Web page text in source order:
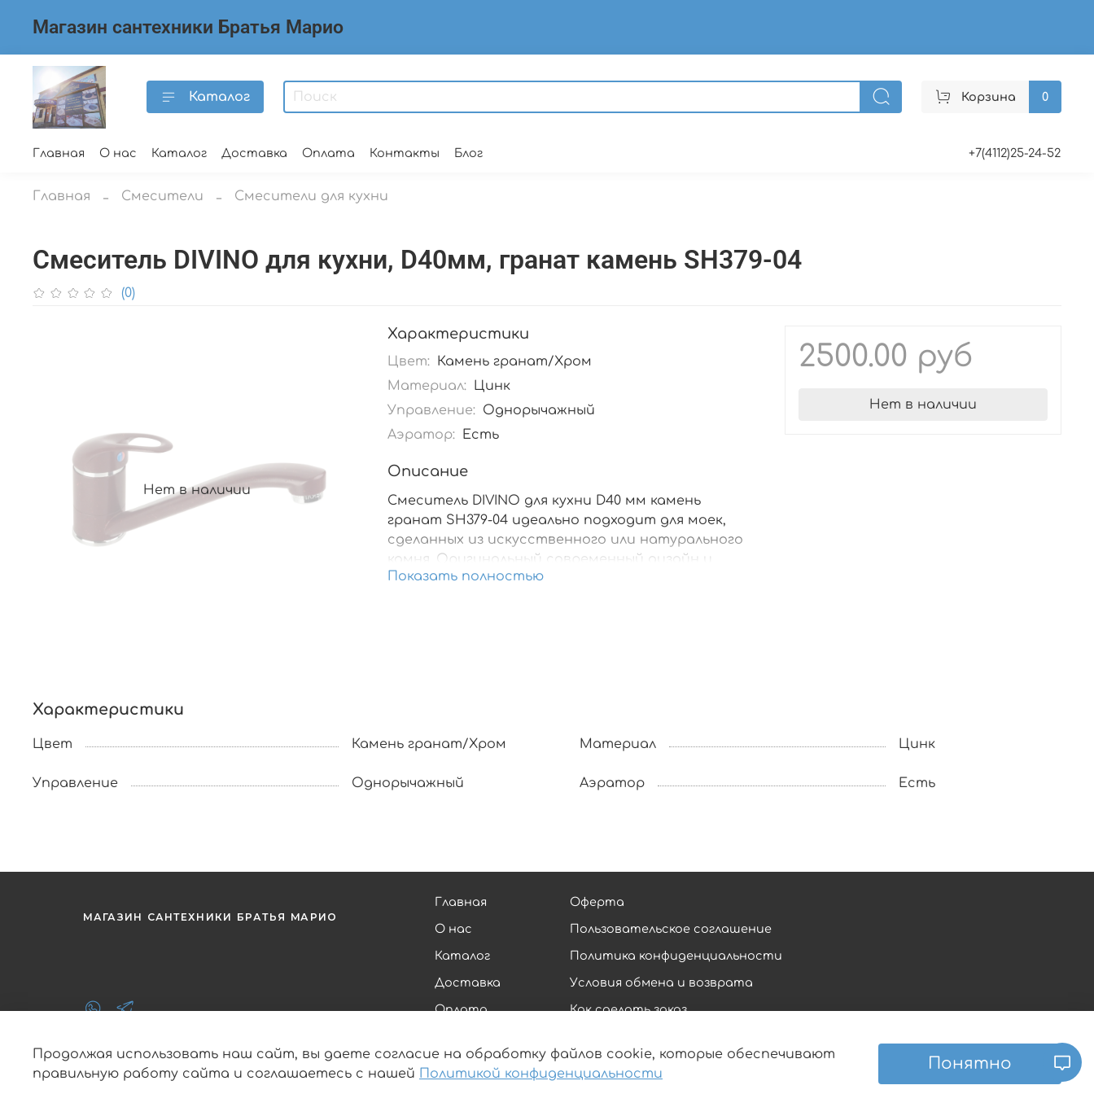
Магазин сантехники Братья Марио
Каталог Корзина 0
Главная О нас Каталог Доставка Оплата Контакты Блог +7(4112)25-24-52
Главная Смесители Смесители для кухни
Смеситель DIVINO для кухни, D40мм, гранат камень SH379-04
(0)
Нет в наличии
Характеристики
Цвет:
Камень гранат/Хром
Материал:
Цинк
Управление: Однорычажный
Аэратор:
Есть
Описание
Смеситель DIVINO для кухни D40 мм камень
гранат SH379-04 идеально подходит для моек,
сделанных из искусственного или натурального
камня. Оригинальный современный дизайн и
высококачественная сборка делает его
Показать полностью
2500.00 руб
Нет в наличии
Характеристики
Цвет Камень гранат/Хром Материал Цинк
Управление Однорычажный Аэратор Есть
Главная
О нас
Каталог
Доставка
Оплата
Блог
Оферта
Пользовательское соглашение
Политика конфиденциальности
Условия обмена и возврата
Как сделать заказ
МАГАЗИН САНТЕХНИКИ БРАТЬЯ МАРИО
Продолжая использовать наш сайт, вы даете согласие на обработку файлов cookie, которые обеспечивают
правильную работу сайта и соглашаетесь с нашей Политикой конфиденциальности
Понятно